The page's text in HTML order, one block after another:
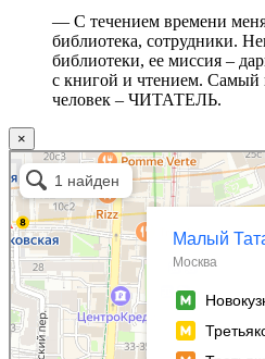
— С течением времени
библиотека, сотрудники.
библиотеки, ее миссия –
с книгой и чтением. Самый
человек – ЧИТАТЕЛЬ.
×
Москва
Малый Татарский переулок, 8 на карте
Яндекс.Карты